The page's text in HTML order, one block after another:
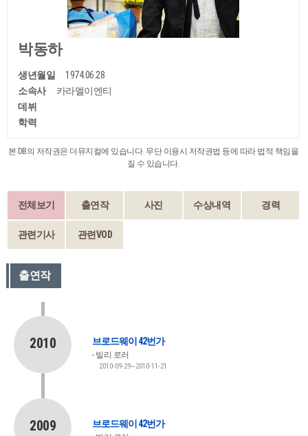
박동하
생년월일
1974.06.28
소속사
카라멜이엔티
데뷔
학력
본 DB의 저작권은 더뮤지컬에 있습니다. 무단 이용시 저작권법 등에 따라 법적 책임을
질 수 있습니다.
전체보기 출연작 사진 수상내역 경력
관련기사 관련VOD
출연작
2010 브로드웨이 42번가
빌리 로러
2010-09-29~2010-11-21
2009 브로드웨이 42번가